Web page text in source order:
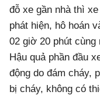
đỗ xe gần nhà thì
phát hiện, hô hoán
02 giờ 20 phút
Hậu quả phần đầu
động do đám cháy,
bị cháy, không có